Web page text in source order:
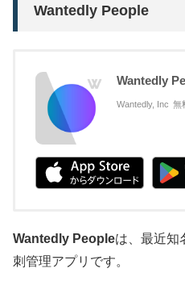
Wantedly People
Wantedly
Wantedly, Inc 無
Wantedly Peopleは、最近知
刺管理アプリです。